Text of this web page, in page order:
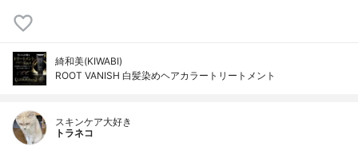
綺和美(KIWABI)
ROOT VANISH 白髪染めヘアカラートリートメント
スキンケア大好き
トラネコ